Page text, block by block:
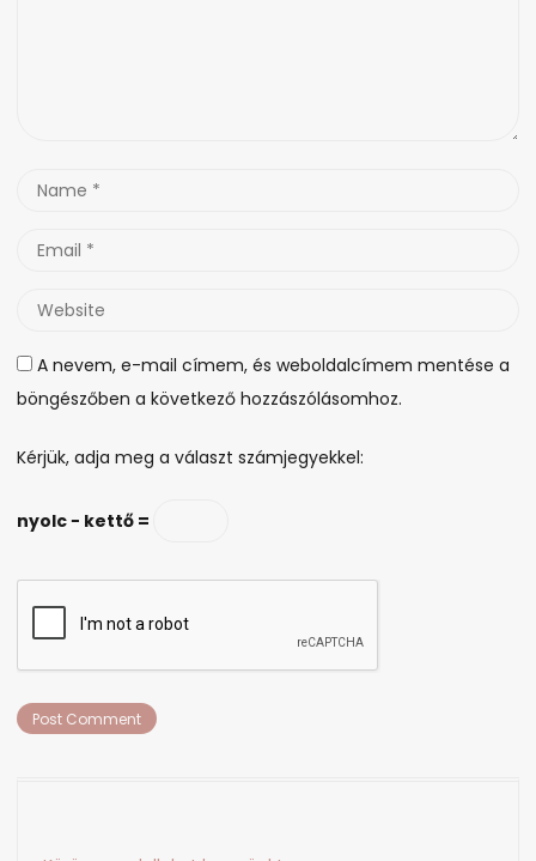
Name
Email
Website
A nevem, e-mail címem, és weboldalcímem mentése a
böngészőben a következő hozzászólásomhoz.
Kérjük, adja meg a választ számjegyekkel:
nyolc − kettő =